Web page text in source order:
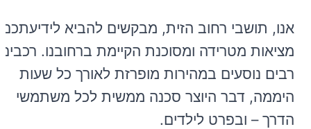
אנו, תושבי רחוב הזית, מבקשים להביא לידיעתכם
מציאות מטרידה ומסוכנת הקיימת ברחובנו. רכבים
רבים נוסעים במהירות מופרזת לאורך כל שעות
היממה, דבר היוצר סכנה ממשית לכל משתמשי
הדרך – ובפרט לילדים.